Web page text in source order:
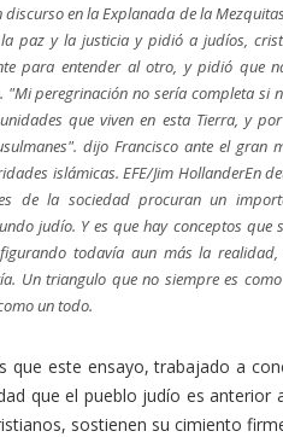
discurso en la Explanada de la
paz y la justicia y pidió a judíos,
para entender al otro, y pidió que
"Mi peregrinación no sería completa si
que viven en esta Tierra, y
dijo Francisco ante el gran
islámicas. EFE/Jim HollanderEn
de la sociedad procuran un
judío. Y es que hay conceptos que
todavía aun más la
Un triangulo que no siempre es
un todo.
que este ensayo, trabajado a
que el pueblo judío es
sostienen su cimiento